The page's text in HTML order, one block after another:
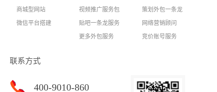
商城型网站
微信平台搭建
视频推广服务包
贴吧一条龙服务
更多外包服务
策划外包一条龙
网络营销顾问
竞价账号服务
联系方式
400-9010-860